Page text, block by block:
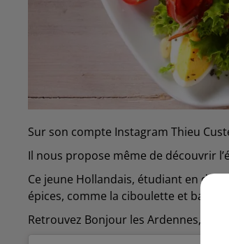
Sur son compte Instagram Thieu
Il nous propose même de découvrir
Ce jeune Hollandais, étudiant en
épices, comme la ciboulette et basilic,
Retrouvez Bonjour les Ardennes, du